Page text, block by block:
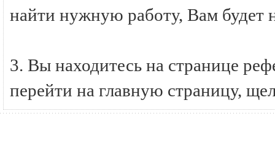
найти нужную работу, Вам будет
3. Вы находитесь на странице
перейти на главную страницу,